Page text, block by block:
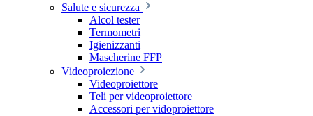
Salute e sicurezza
Alcol tester
Termometri
Igienizzanti
Mascherine FFP
Videoproiezione
Videoproiettore
Teli per videoproiettore
Accessori per vidoproiettore